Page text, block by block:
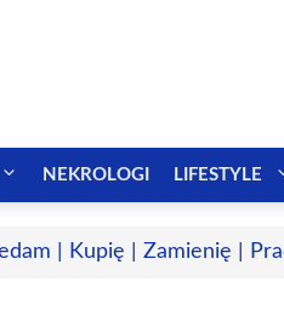
NEKROLOGI LIFESTYLE
| Kupię | Zamienię |